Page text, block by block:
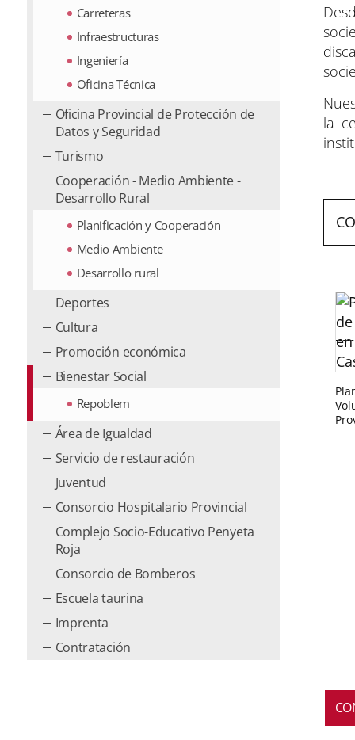
Carreteras
Infraestructuras
Ingeniería
Oficina Técnica
Oficina Provincial de Protección de
Datos y Seguridad
Turismo
Cooperación - Medio Ambiente -
Desarrollo Rural
Planificación y Cooperación
Medio Ambiente
Desarrollo rural
Deportes
Cultura
Promoción económica
Bienestar Social
Repoblem
Área de Igualdad
Servicio de restauración
Juventud
Consorcio Hospitalario Provincial
Complejo Socio-Educativo Penyeta
Roja
Consorcio de Bomberos
Escuela taurina
Imprenta
Contratación
la
Usa
las